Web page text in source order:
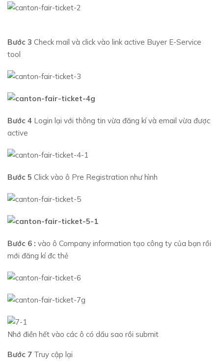
Bước 3 Check mail và click vào link active Buyer E-Service
tool
Bước 4 Login lại với thông tin vừa đăng kí và email vừa được
active
Bước 5 Click vào ô Pre Registration như hình
Bước 6 : vào ô Company information tạo công ty của bạn rồi
mới đăng kí đc thẻ
Nhớ điền hết vào các ô có dấu sao rồi submit
Bước 7 Truy cập lại